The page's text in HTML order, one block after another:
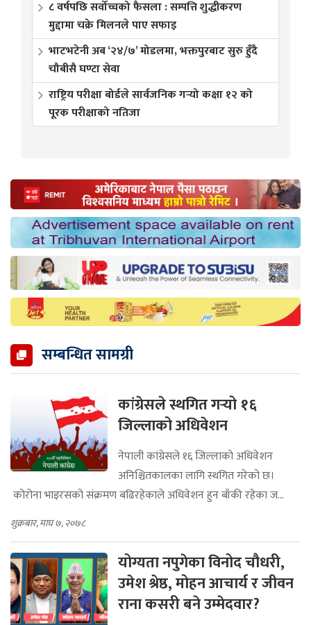
८ वर्षपछि सर्वोच्चको फैसला : सम्पत्ति शुद्धीकरण
मुद्दामा चक्रे मिलनले पाए सफाइ
भाटभटेनी अब ‘२४/७’ मोडलमा, भक्तपुरबाट सुरु हुँदै
चौबीसै घण्टा सेवा
राष्ट्रिय परीक्षा बोर्डले सार्वजनिक गर्‍यो कक्षा १२ को
पूरक परीक्षाको नतिजा
सम्बन्धित सामग्री
कांग्रेसले स्थगित गर्‍यो १६
जिल्लाको अधिवेशन
नेपाली कांग्रेसले १६ जिल्लाको अधिवेशन
अनिश्चितकालका लागि स्थगित गरेको छ।
कोरोना भाइरसको संक्रमण बढिरहेकाले अधिवेशन हुन बाँकी रहेका ज...
शुक्रबार, माघ ७, २०७८
योग्यता नपुगेका विनोद चौधरी,
उमेश श्रेष्ठ, मोहन आचार्य र जीवन
राना कसरी बने उम्मेदवार?